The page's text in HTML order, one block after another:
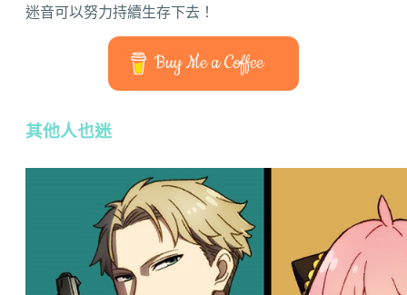
迷音可以努力持續生存下去！
Buy Me a Coffee
其他人也迷